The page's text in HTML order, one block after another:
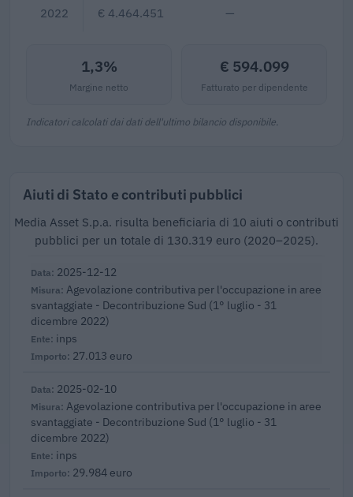
2022 € 4.464.451 —
1,3%
Margine netto
€ 594.099
Fatturato per dipendente
Indicatori calcolati dai dati dell'ultimo bilancio disponibile.
Aiuti di Stato e contributi pubblici
Media Asset S.p.a. risulta beneficiaria di 10 aiuti o contributi
pubblici per un totale di 130.319 euro (2020–2025).
2025-12-12
Agevolazione contributiva per l'occupazione in aree
svantaggiate - Decontribuzione Sud (1° luglio - 31
dicembre 2022)
inps
27.013 euro
2025-02-10
Agevolazione contributiva per l'occupazione in aree
svantaggiate - Decontribuzione Sud (1° luglio - 31
dicembre 2022)
inps
29.984 euro